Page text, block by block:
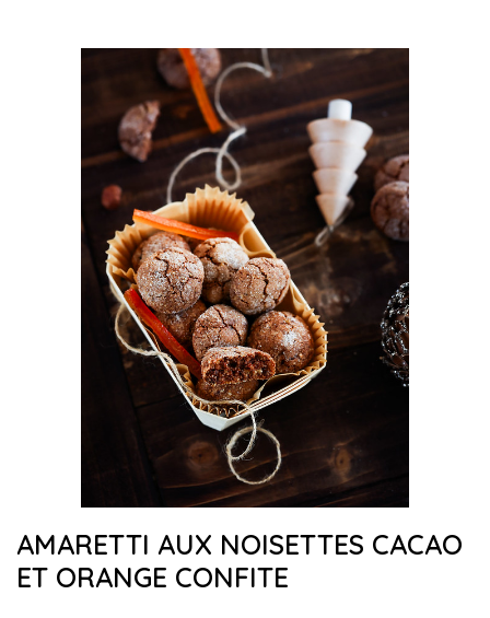
AMARETTI AUX NOISETTES CACAO
ET ORANGE CONFITE